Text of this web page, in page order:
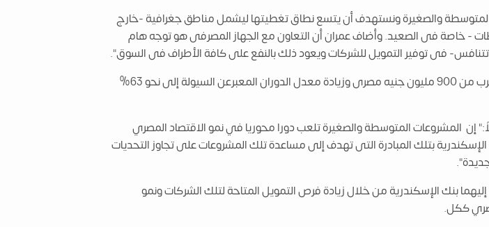
المتوسطة والصغيرة ونستهدف أن يتسع نطاق تغطيتها ليشمل مناطق جغرافية -خارج
- خاصة فى الصعيد. وأضاف عمران أن التعاون مع الجهاز المصرفى هو توجه هام
وقد شهدت تعاملات بورصة النيل قفزة بنحو 45% لتسجل قيمة التعاملات مايقرب من 900 مليون جنيه مصرى وزيادة معدل الدوران المعبرعن السيولة إلى نحو 63%
إن المشروعات المتوسطة والصغيرة تلعب دورا محوريا في نمو الاقتصاد المصري
بتلك المبادرة التى تهدف إلى مساعدة تلك المشروعات على تجاوز التحديات
بنك الإسكندرية من خلال زيادة فرص التمويل المتاحة لتلك الشركات ونمو
ككل.